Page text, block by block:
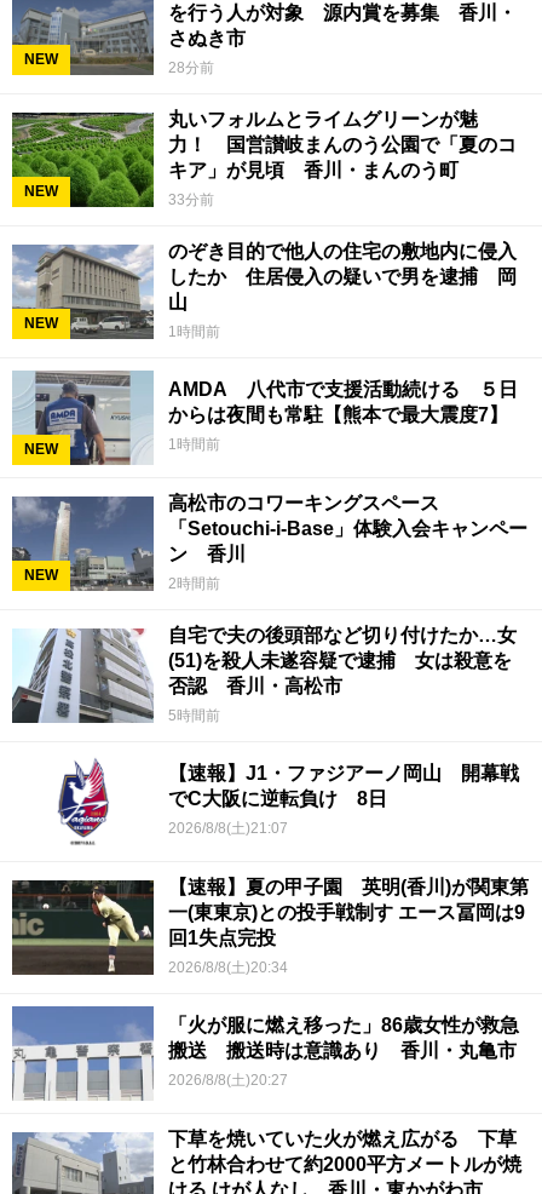
NEW
を行う人が対象 源内賞を募集 香川・
さぬき市
28分前
NEW
丸いフォルムとライムグリーンが魅
力！ 国営讃岐まんのう公園で「夏のコ
キア」が見頃 香川・まんのう町
33分前
NEW
のぞき目的で他人の住宅の敷地内に侵入
したか 住居侵入の疑いで男を逮捕 岡
山
1時間前
NEW
AMDA 八代市で支援活動続ける ５日
からは夜間も常駐【熊本で最大震度7】
1時間前
NEW
高松市のコワーキングスペース
「Setouchi-i-Base」体験入会キャンペー
ン 香川
2時間前
自宅で夫の後頭部など切り付けたか…女
(51)を殺人未遂容疑で逮捕 女は殺意を
否認 香川・高松市
5時間前
【速報】J1・ファジアーノ岡山 開幕戦
でC大阪に逆転負け 8日
2026/8/8(土)21:07
【速報】夏の甲子園 英明(香川)が関東第
一(東東京)との投手戦制す エース冨岡は9
回1失点完投
2026/8/8(土)20:34
「火が服に燃え移った」86歳女性が救急
搬送 搬送時は意識あり 香川・丸亀市
2026/8/8(土)20:27
下草を焼いていた火が燃え広がる 下草
と竹林合わせて約2000平方メートルが焼
ける けが人なし 香川・東かがわ市